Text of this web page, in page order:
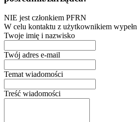
NIE jest członkiem PFRN
W celu kontaktu z użytkownikiem
Twoje imię i nazwisko
Twój adres e-mail
Temat wiadomości
Treść wiadomości